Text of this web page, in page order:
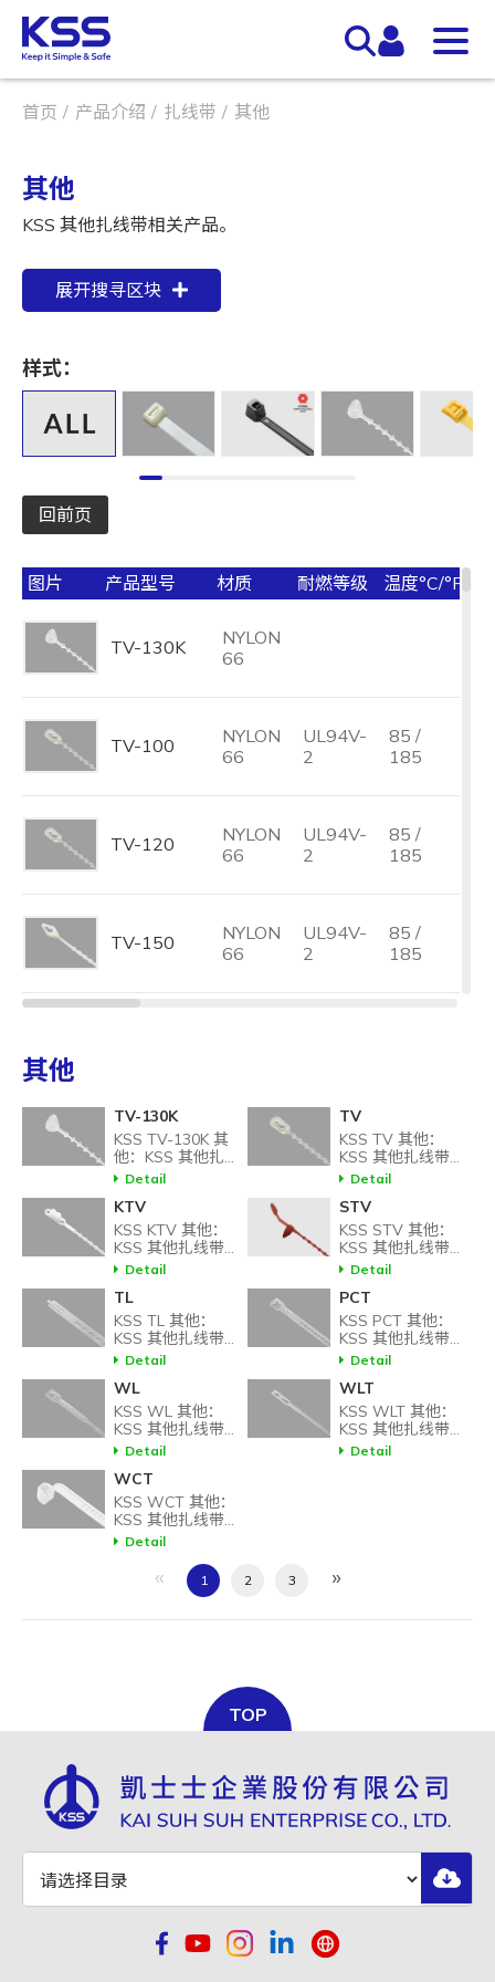
首页 产品介绍 扎线带 其他
其他
KSS 其他扎线带相关产品。
展开搜寻区块
样式：
回前页
图片 产品型号 材质 耐燃等级 温度°C/°F
TV-130K
NYLON
66
TV-100
NYLON
66
UL94V-
2
85 /
185
TV-120
NYLON
66
UL94V-
2
85 /
185
TV-150
NYLON
66
UL94V-
2
85 /
185
TV-230
NYLON
66
UL94V-
2
85 /
185
TV-280
NYLON
66
UL94V-
2
85 /
185
KTV-145
66
UL94V-
2
85 /
185
KTV-
145BK
NYLON
UL94V-
85 /
185
KTV-150
NYLON
KTV-170
NYLON
KTV-
NYLON
UL94V-
85 /
KTV-180
66
2
其他
TV-130K
KSS TV-130K 其
他：KSS 其他扎线
带相关产品。
Detail
TV
KSS TV 其他：
KSS 其他扎线带相
关产品。
Detail
KTV
KSS KTV 其他：
KSS 其他扎线带相
关产品。
Detail
STV
KSS STV 其他：
KSS 其他扎线带相
关产品。
Detail
TL
KSS TL 其他：
KSS 其他扎线带相
关产品。
Detail
PCT
KSS PCT 其他：
KSS 其他扎线带相
关产品。
Detail
WL
KSS WL 其他：
KSS 其他扎线带相
关产品。
Detail
WLT
KSS WLT 其他：
KSS 其他扎线带相
关产品。
Detail
WCT
KSS WCT 其他：
KSS 其他扎线带相
关产品。
Detail
« 1 2 3 »
TOP